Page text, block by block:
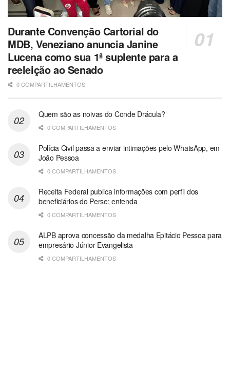
Durante Convenção Cartorial do
MDB, Veneziano anuncia Janine
Lucena como sua 1ª suplente para a
reeleição ao Senado
0 COMPARTILHAMENTOS
Quem são as noivas do Conde Drácula?
0 COMPARTILHAMENTOS
Polícia Civil passa a enviar intimações pelo WhatsApp, em
João Pessoa
0 COMPARTILHAMENTOS
Receita Federal publica informações com perfil dos
beneficiários do Perse; entenda
0 COMPARTILHAMENTOS
ALPB aprova concessão da medalha Epitácio Pessoa para
empresário Júnior Evangelista
0 COMPARTILHAMENTOS